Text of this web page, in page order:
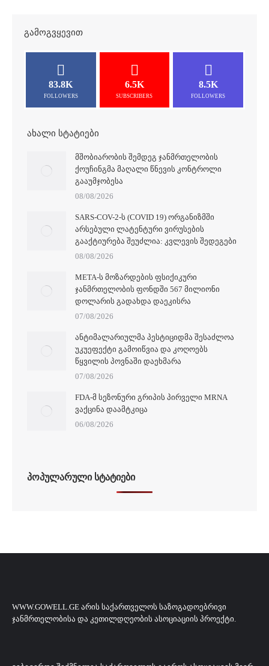
ᲒᲐᲛᲝᲒᲕᲧᲔᲕᲘᲗ
83.8K
FOLLOWERS
6.5K
SUBSCRIBERS
8.5K
FOLLOWERS
ᲐᲮᲐᲚᲘ ᲡᲢᲐᲢᲘᲔᲑᲘ
ᲛᲨᲝᲑᲘᲐᲠᲝᲑᲘᲡ ᲨᲔᲛᲓᲔᲒ ᲯᲐᲜᲛᲠᲗᲔᲚᲝᲑᲘᲡ
ᲥᲝᲣᲩᲘᲜᲒᲛᲐ ᲛᲐᲦᲐᲚᲘ ᲬᲜᲔᲕᲘᲡ ᲙᲝᲜᲢᲠᲝᲚᲘ
ᲒᲐᲐᲣᲛᲯᲝᲑᲔᲡᲐ
08/08/2026
SARS-COV-2-Ს (COVID 19) ᲝᲠᲒᲐᲜᲘᲖᲛᲨᲘ
ᲐᲠᲡᲔᲑᲣᲚᲘ ᲚᲐᲢᲔᲜᲢᲣᲠᲘ ᲕᲘᲠᲣᲡᲔᲑᲘᲡ
ᲒᲐᲐᲥᲢᲘᲣᲠᲔᲑᲐ ᲨᲔᲣᲫᲚᲘᲐ: ᲙᲕᲚᲔᲕᲘᲡ ᲨᲔᲓᲔᲒᲔᲑᲘ
08/08/2026
META-Ს ᲛᲝᲖᲐᲠᲓᲔᲑᲘᲡ ᲤᲡᲘᲥᲘᲙᲣᲠᲘ
ᲯᲐᲜᲛᲠᲗᲔᲚᲝᲑᲘᲡ ᲤᲝᲜᲓᲨᲘ 567 ᲛᲘᲚᲘᲝᲜᲘ
ᲓᲝᲚᲐᲠᲘᲡ ᲒᲐᲓᲐᲮᲓᲐ ᲓᲐᲔᲙᲘᲡᲠᲐ
07/08/2026
ᲐᲜᲢᲘᲛᲐᲚᲐᲠᲘᲣᲚᲛᲐ ᲞᲔᲡᲢᲘᲪᲘᲓᲛᲐ ᲨᲔᲡᲐᲫᲚᲝᲐ
ᲣᲙᲣᲔᲤᲔᲥᲢᲘ ᲒᲐᲛᲝᲘᲬᲕᲘᲐ ᲓᲐ ᲙᲝᲦᲝᲔᲑᲡ
ᲬᲧᲕᲘᲚᲘᲡ ᲞᲝᲕᲜᲐᲨᲘ ᲓᲐᲔᲮᲛᲐᲠᲐ
07/08/2026
FDA-Მ ᲡᲔᲖᲝᲜᲣᲠᲘ ᲒᲠᲘᲞᲘᲡ ᲞᲘᲠᲕᲔᲚᲘ MRNA
ᲕᲐᲥᲪᲘᲜᲐ ᲓᲐᲐᲛᲢᲙᲘᲪᲐ
06/08/2026
ᲞᲝᲞᲣᲚᲐᲠᲣᲚᲘ ᲡᲢᲐᲢᲘᲔᲑᲘ
WWW.GOWELL.GE ᲐᲠᲘᲡ ᲡᲐᲥᲐᲠᲗᲕᲔᲚᲝᲡ ᲡᲐᲖᲝᲒᲐᲓᲝᲔᲑᲠᲘᲕᲘ
ᲯᲐᲜᲛᲠᲗᲔᲚᲝᲑᲘᲡᲐ ᲓᲐ ᲙᲔᲗᲘᲚᲓᲦᲔᲝᲑᲘᲡ ᲐᲡᲝᲪᲘᲐᲪᲘᲘᲡ ᲞᲠᲝᲔᲥᲢᲘ.